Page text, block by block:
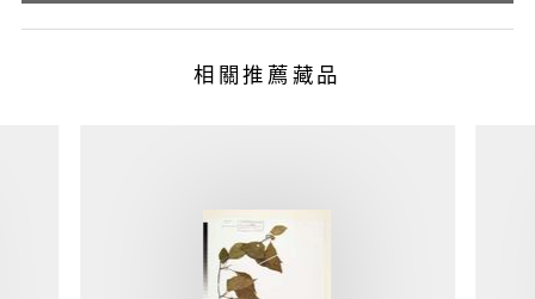
相關推薦藏品